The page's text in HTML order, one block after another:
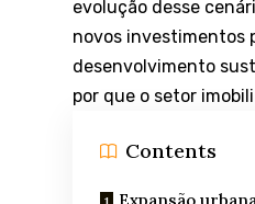
evolução desse
novos investimentos
desenvolvimento
por que o setor
Contents
Expansão